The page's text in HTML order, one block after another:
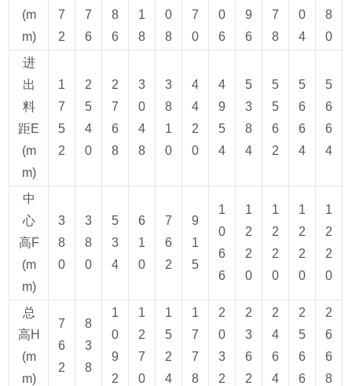
(m
m)
7
2
7
6
8
6
1
8
0
8
7
0
0
6
9
6
7
8
0
4
8
0
进
出
料
距E
(m
m)
1
7
5
2
2
5
4
0
2
7
6
8
3
0
4
8
3
8
1
0
4
4
2
0
4
9
5
4
5
3
8
4
5
5
6
2
5
6
6
4
5
6
6
4
中
心
高F
(m
m)
3
8
0
3
8
0
5
3
4
6
1
0
7
6
2
9
1
5
1
0
6
6
1
2
2
0
1
2
2
0
1
2
2
0
1
2
2
0
总
高H
(m
m)
7
6
2
8
3
8
1
0
9
2
1
2
7
0
1
5
2
4
1
7
7
8
2
0
3
2
2
3
6
2
2
4
6
4
2
5
6
6
2
6
6
8